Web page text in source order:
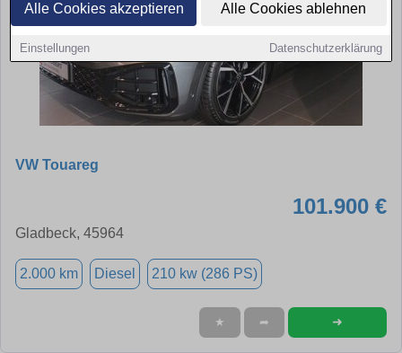
Alle Cookies akzeptieren Alle Cookies ablehnen
Einstellungen Datenschutzerklärung
VW Touareg
101.900 €
Gladbeck, 45964
2.000 km Diesel 210 kw (286 PS)
★ ➦ ➜